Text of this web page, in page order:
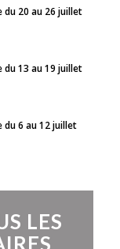
du 20 au 26 juillet
du 13 au 19 juillet
du 6 au 12 juillet
LES